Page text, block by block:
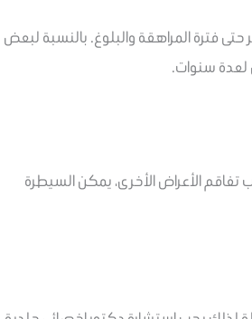
حتى فترة المراهقة والبلوغ. بالنسبة لبعض
سنوات.
الأعراض الأخرى، يمكن السيطرة